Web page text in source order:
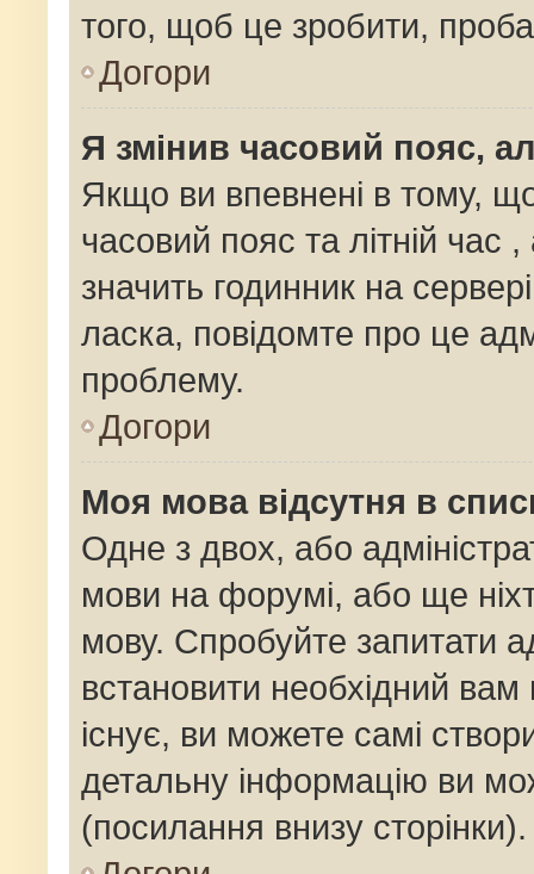
того, щоб це зробити,
Догори
Я змінив часовий пояс,
Якщо ви впевнені в тому,
часовий пояс та літній час
значить годинник на
ласка, повідомте про це
проблему.
Догори
Моя мова відсутня в
Одне з двох, або
мови на форумі, або ще
мову. Спробуйте запитати
встановити необхідний
існує, ви можете самі
детальну інформацію ви
(посилання внизу сторінки).